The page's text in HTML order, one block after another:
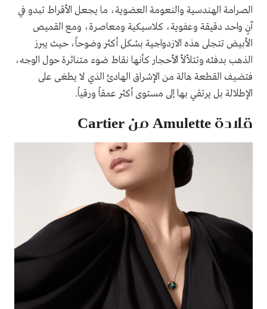
الصرامة الهندسية والنعومة العضوية، ما يجعل الأقراط تبدو في
آنٍ واحد دقيقة وعفوية، كلاسيكية ومعاصرة، ومع القميص
الأبيض تتجلى هذه الازدواجية بشكل أكثر وضوحاً، حيث يبرز
الذهب بدفئه وتتلألأ الأحجار كأنها نقاط ضوء متناثرة حول الوجه،
فتضيف القطعة هالة من الإشراق الهادئ الذي لا يطغى على
الإطلالة بل يرتقي بها إلى مستوى أكثر عمقاً ورقياً.
قلادة Amulette من Cartier